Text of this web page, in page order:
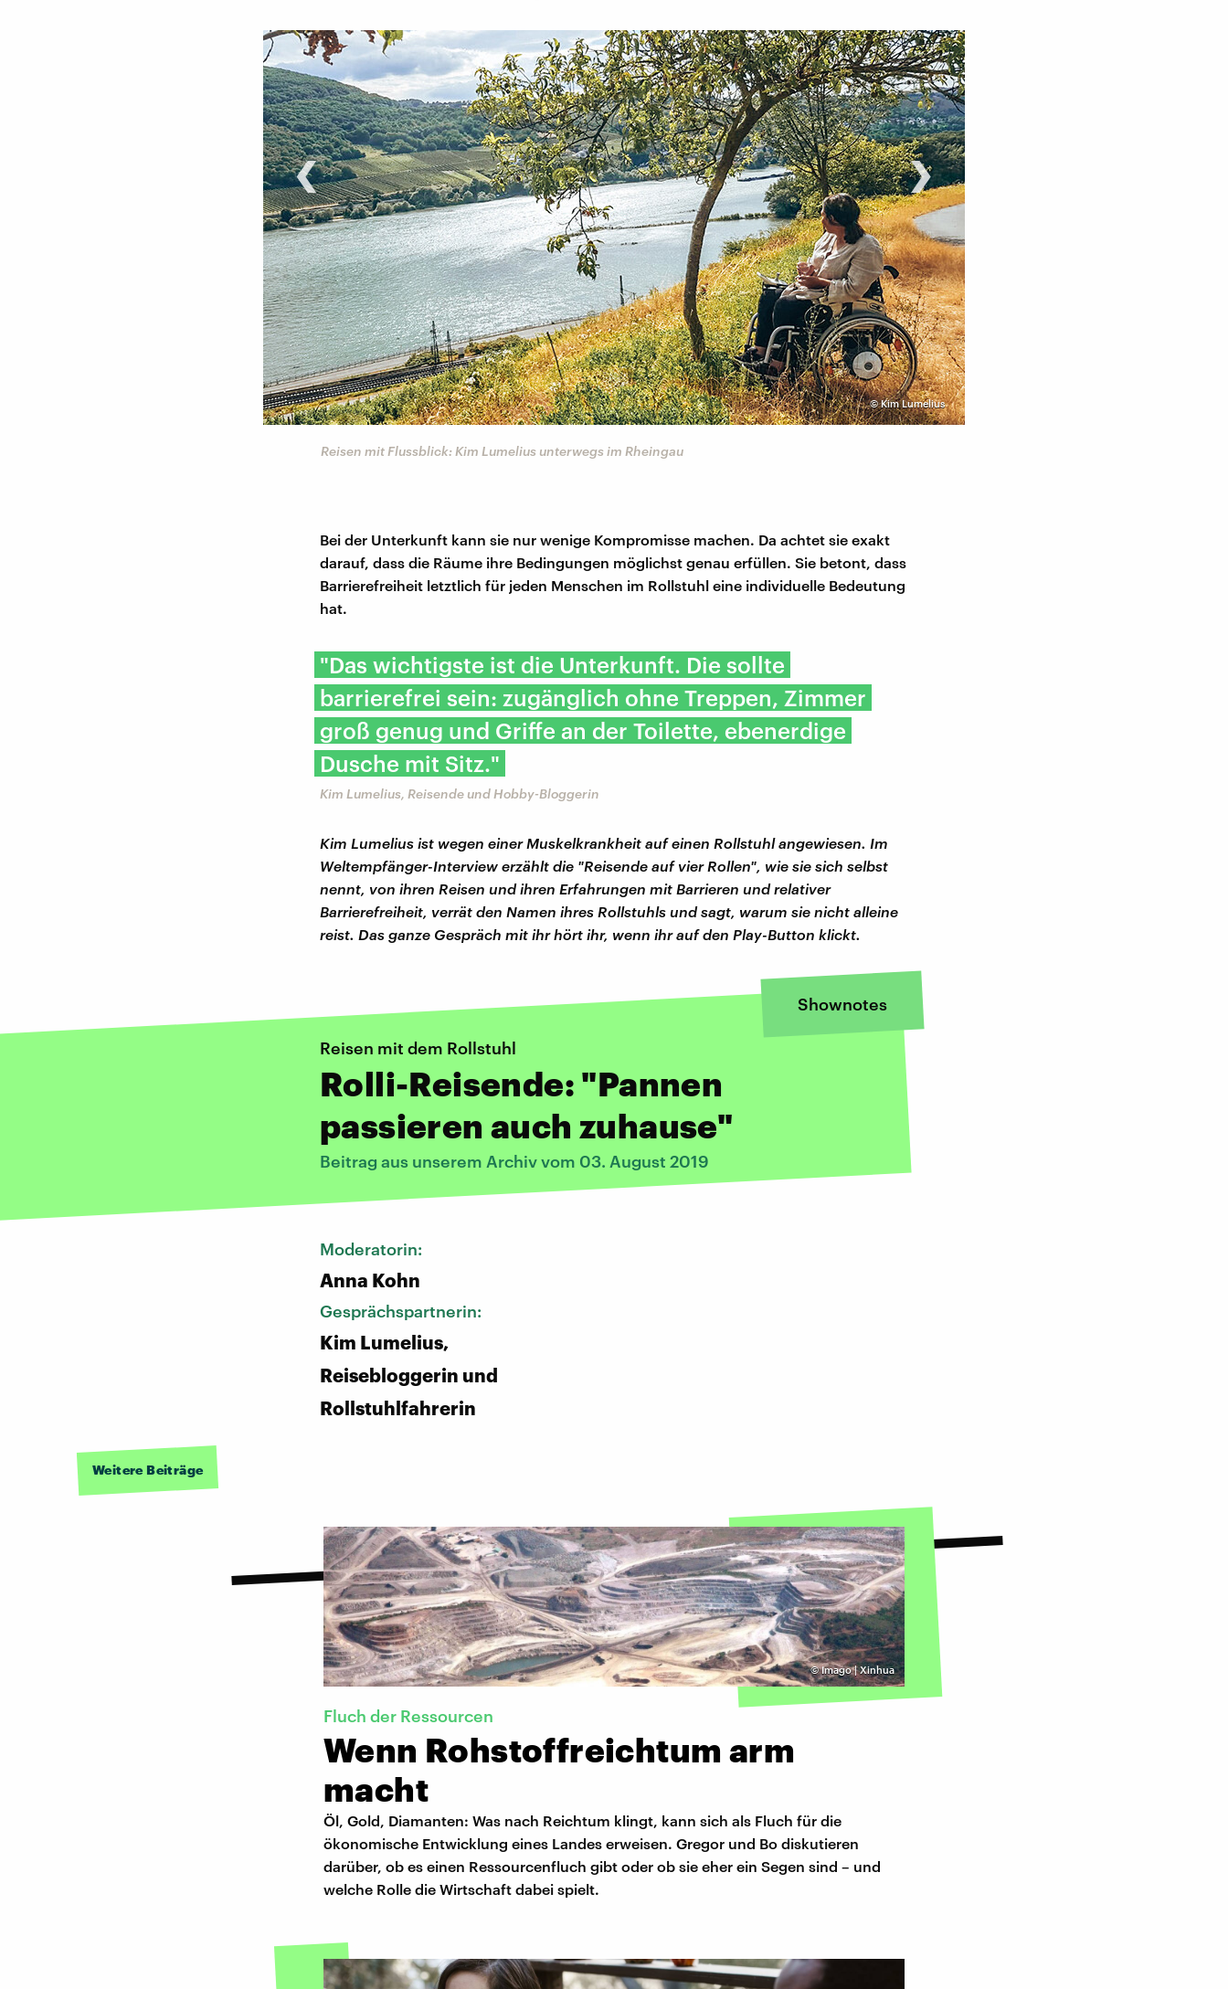
©Kim Lumelius
Reisen mit Flussblick: Kim Lumelius unterwegs im Rheingau
‹ ›
Bei der Unterkunft kann sie nur wenige Kompromisse machen. Da achtet sie exakt
darauf, dass die Räume ihre Bedingungen möglichst genau erfüllen. Sie betont, dass
Barrierefreiheit letztlich für jeden Menschen im Rollstuhl eine individuelle Bedeutung
hat.
"Das wichtigste ist die Unterkunft. Die sollte
barrierefrei sein: zugänglich ohne Treppen, Zimmer
groß genug und Griffe an der Toilette, ebenerdige
Dusche mit Sitz."
Kim Lumelius, Reisende und Hobby-Bloggerin
Kim Lumelius ist wegen einer Muskelkrankheit auf einen Rollstuhl angewiesen. Im
Weltempfänger-Interview erzählt die "Reisende auf vier Rollen", wie sie sich selbst
nennt, von ihren Reisen und ihren Erfahrungen mit Barrieren und relativer
Barrierefreiheit, verrät den Namen ihres Rollstuhls und sagt, warum sie nicht alleine
reist. Das ganze Gespräch mit ihr hört ihr, wenn ihr auf den Play-Button klickt.
Shownotes
Reisen mit dem Rollstuhl
Rolli-Reisende: "Pannen
passieren auch zuhause"
Beitrag aus unserem Archiv vom 03. August 2019
Moderatorin:
Anna Kohn
Gesprächspartnerin:
Kim Lumelius,
Reisebloggerin und
Rollstuhlfahrerin
Weitere Beiträge
©Imago | Xinhua
Fluch der Ressourcen
Wenn Rohstoffreichtum arm
macht
Öl, Gold, Diamanten: Was nach Reichtum klingt, kann sich als Fluch für die
ökonomische Entwicklung eines Landes erweisen. Gregor und Bo diskutieren
darüber, ob es einen Ressourcenfluch gibt oder ob sie eher ein Segen sind – und
welche Rolle die Wirtschaft dabei spielt.